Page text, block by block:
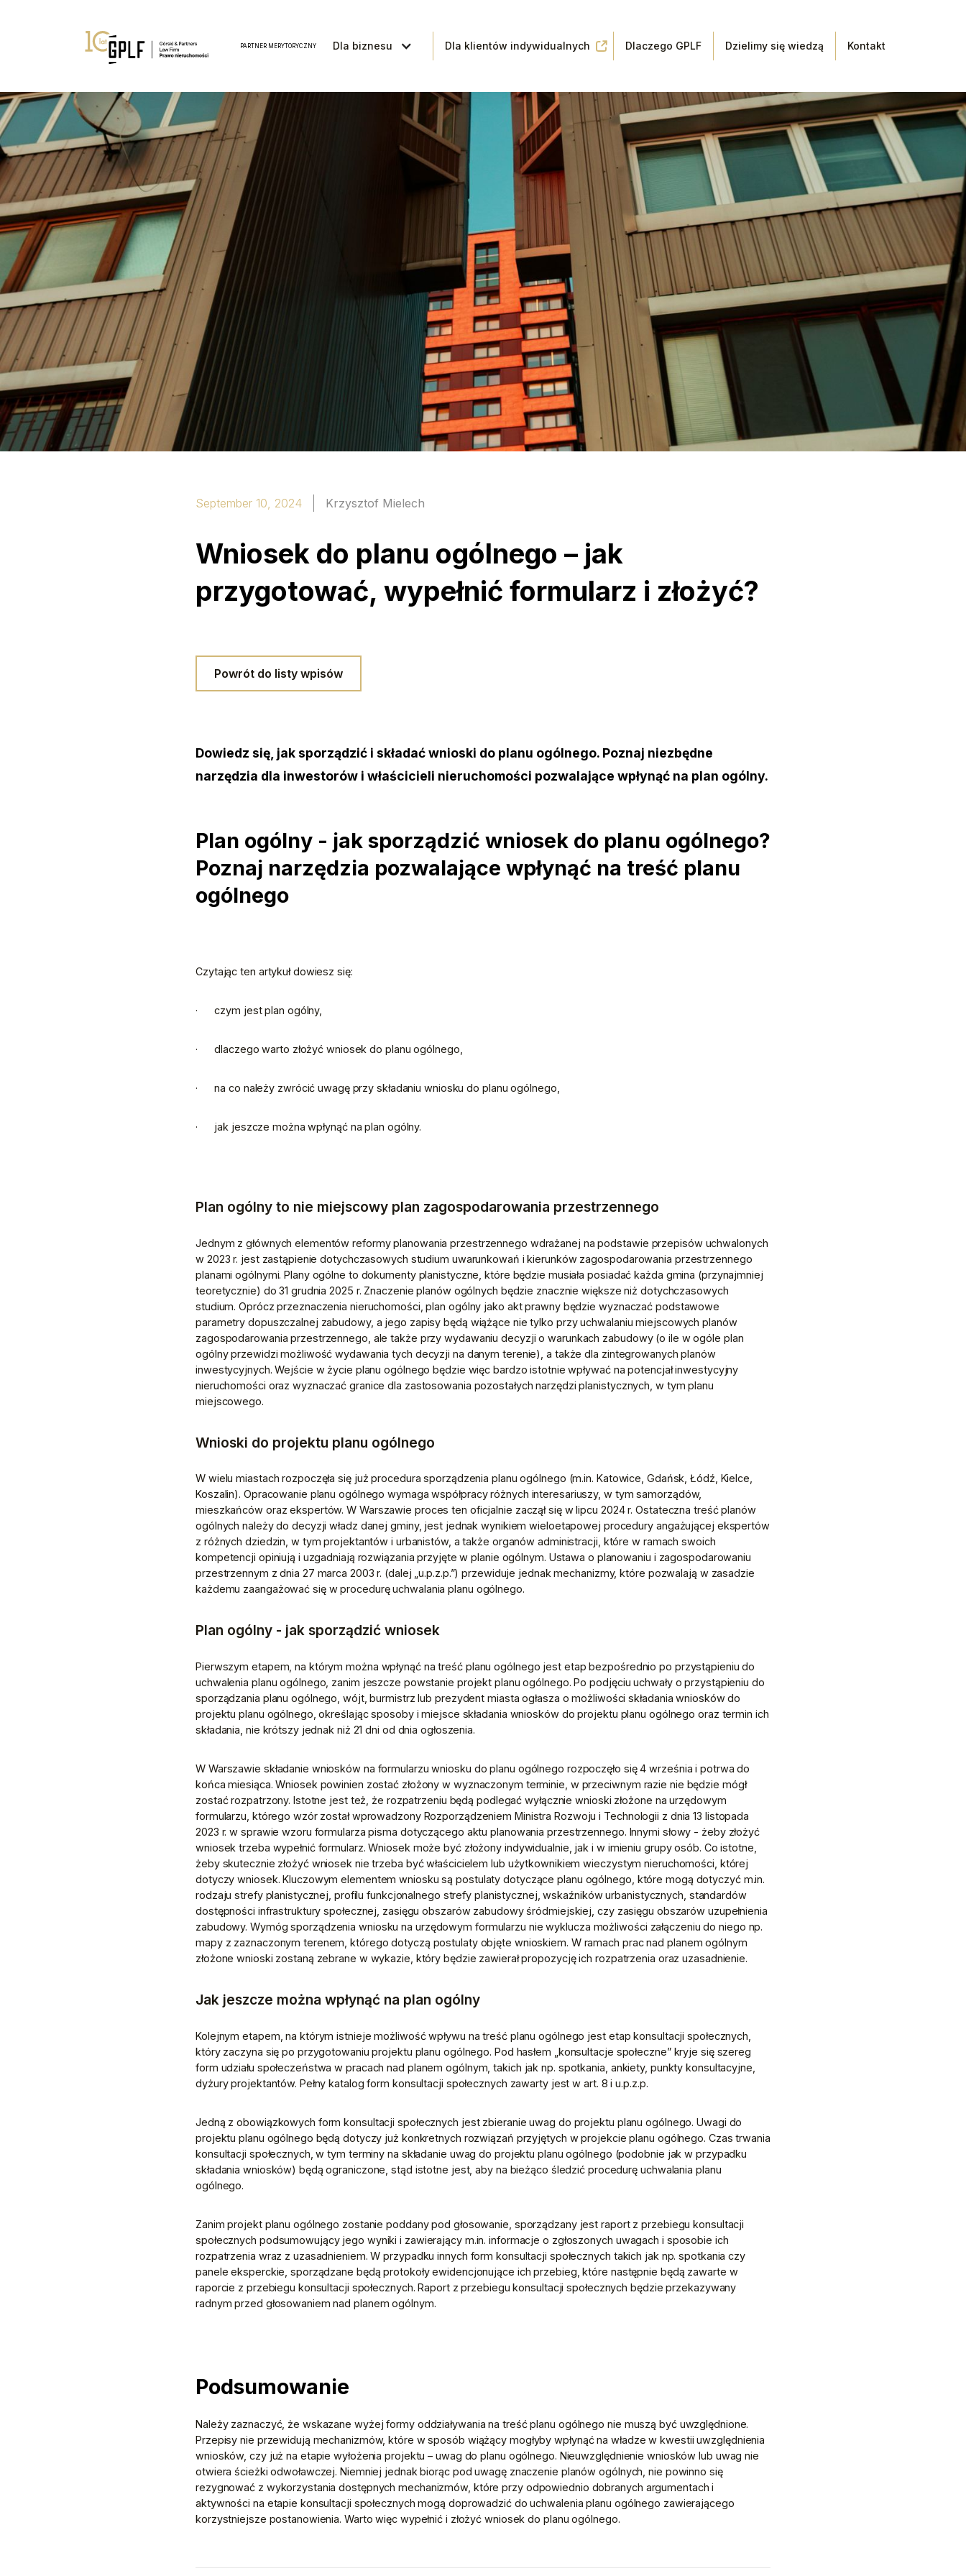
PARTNER MERYTORYCZNY Dla biznesu Dla klientów indywidualnych Dlaczego GPLF Dzielimy się wiedzą Kontakt
September 10, 2024 Krzysztof Mielech
Wniosek do planu ogólnego – jak
przygotować, wypełnić formularz i złożyć?
Powrót do listy wpisów
Dowiedz się, jak sporządzić i składać wnioski do planu ogólnego. Poznaj niezbędne
narzędzia dla inwestorów i właścicieli nieruchomości pozwalające wpłynąć na plan ogólny.
Plan ogólny - jak sporządzić wniosek do planu ogólnego?
Poznaj narzędzia pozwalające wpłynąć na treść planu
ogólnego
Czytając ten artykuł dowiesz się:
·      czym jest plan ogólny,
·      dlaczego warto złożyć wniosek do planu ogólnego,
·      na co należy zwrócić uwagę przy składaniu wniosku do planu ogólnego,
·      jak jeszcze można wpłynąć na plan ogólny.
Plan ogólny to nie miejscowy plan zagospodarowania przestrzennego
Jednym z głównych elementów reformy planowania przestrzennego wdrażanej na podstawie przepisów uchwalonych
w 2023 r. jest zastąpienie dotychczasowych studium uwarunkowań i kierunków zagospodarowania przestrzennego
planami ogólnymi. Plany ogólne to dokumenty planistyczne, które będzie musiała posiadać każda gmina (przynajmniej
teoretycznie) do 31 grudnia 2025 r. Znaczenie planów ogólnych będzie znacznie większe niż dotychczasowych
studium. Oprócz przeznaczenia nieruchomości, plan ogólny jako akt prawny będzie wyznaczać podstawowe
parametry dopuszczalnej zabudowy, a jego zapisy będą wiążące nie tylko przy uchwalaniu miejscowych planów
zagospodarowania przestrzennego, ale także przy wydawaniu decyzji o warunkach zabudowy (o ile w ogóle plan
ogólny przewidzi możliwość wydawania tych decyzji na danym terenie), a także dla zintegrowanych planów
inwestycyjnych. Wejście w życie planu ogólnego będzie więc bardzo istotnie wpływać na potencjał inwestycyjny
nieruchomości oraz wyznaczać granice dla zastosowania pozostałych narzędzi planistycznych, w tym planu
miejscowego.
Wnioski do projektu planu ogólnego
W wielu miastach rozpoczęła się już procedura sporządzenia planu ogólnego (m.in. Katowice, Gdańsk, Łódź, Kielce,
Koszalin). Opracowanie planu ogólnego wymaga współpracy różnych interesariuszy, w tym samorządów,
mieszkańców oraz ekspertów. W Warszawie proces ten oficjalnie zaczął się w lipcu 2024 r. Ostateczna treść planów
ogólnych należy do decyzji władz danej gminy, jest jednak wynikiem wieloetapowej procedury angażującej ekspertów
z różnych dziedzin, w tym projektantów i urbanistów, a także organów administracji, które w ramach swoich
kompetencji opiniują i uzgadniają rozwiązania przyjęte w planie ogólnym. Ustawa o planowaniu i zagospodarowaniu
przestrzennym z dnia 27 marca 2003 r. (dalej „u.p.z.p.”) przewiduje jednak mechanizmy, które pozwalają w zasadzie
każdemu zaangażować się w procedurę uchwalania planu ogólnego.
Plan ogólny - jak sporządzić wniosek
Pierwszym etapem, na którym można wpłynąć na treść planu ogólnego jest etap bezpośrednio po przystąpieniu do
uchwalenia planu ogólnego, zanim jeszcze powstanie projekt planu ogólnego. Po podjęciu uchwały o przystąpieniu do
sporządzania planu ogólnego, wójt, burmistrz lub prezydent miasta ogłasza o możliwości składania wniosków do
projektu planu ogólnego, określając sposoby i miejsce składania wniosków do projektu planu ogólnego oraz termin ich
składania, nie krótszy jednak niż 21 dni od dnia ogłoszenia.
W Warszawie składanie wniosków na formularzu wniosku do planu ogólnego rozpoczęło się 4 września i potrwa do
końca miesiąca. Wniosek powinien zostać złożony w wyznaczonym terminie, w przeciwnym razie nie będzie mógł
zostać rozpatrzony. Istotne jest też, że rozpatrzeniu będą podlegać wyłącznie wnioski złożone na urzędowym
formularzu, którego wzór został wprowadzony Rozporządzeniem Ministra Rozwoju i Technologii z dnia 13 listopada
2023 r. w sprawie wzoru formularza pisma dotyczącego aktu planowania przestrzennego. Innymi słowy - żeby złożyć
wniosek trzeba wypełnić formularz. Wniosek może być złożony indywidualnie, jak i w imieniu grupy osób. Co istotne,
żeby skutecznie złożyć wniosek nie trzeba być właścicielem lub użytkownikiem wieczystym nieruchomości, której
dotyczy wniosek. Kluczowym elementem wniosku są postulaty dotyczące planu ogólnego, które mogą dotyczyć m.in.
rodzaju strefy planistycznej, profilu funkcjonalnego strefy planistycznej, wskaźników urbanistycznych, standardów
dostępności infrastruktury społecznej, zasięgu obszarów zabudowy śródmiejskiej, czy zasięgu obszarów uzupełnienia
zabudowy. Wymóg sporządzenia wniosku na urzędowym formularzu nie wyklucza możliwości załączeniu do niego np.
mapy z zaznaczonym terenem, którego dotyczą postulaty objęte wnioskiem. W ramach prac nad planem ogólnym
złożone wnioski zostaną zebrane w wykazie, który będzie zawierał propozycję ich rozpatrzenia oraz uzasadnienie.
Jak jeszcze można wpłynąć na plan ogólny
Kolejnym etapem, na którym istnieje możliwość wpływu na treść planu ogólnego jest etap konsultacji społecznych,
który zaczyna się po przygotowaniu projektu planu ogólnego. Pod hasłem „konsultacje społeczne” kryje się szereg
form udziału społeczeństwa w pracach nad planem ogólnym, takich jak np. spotkania, ankiety, punkty konsultacyjne,
dyżury projektantów. Pełny katalog form konsultacji społecznych zawarty jest w art. 8 i u.p.z.p.
Jedną z obowiązkowych form konsultacji społecznych jest zbieranie uwag do projektu planu ogólnego. Uwagi do
projektu planu ogólnego będą dotyczy już konkretnych rozwiązań przyjętych w projekcie planu ogólnego. Czas trwania
konsultacji społecznych, w tym terminy na składanie uwag do projektu planu ogólnego (podobnie jak w przypadku
składania wniosków) będą ograniczone, stąd istotne jest, aby na bieżąco śledzić procedurę uchwalania planu
ogólnego.
Zanim projekt planu ogólnego zostanie poddany pod głosowanie, sporządzany jest raport z przebiegu konsultacji
społecznych podsumowujący jego wyniki i zawierający m.in. informacje o zgłoszonych uwagach i sposobie ich
rozpatrzenia wraz z uzasadnieniem. W przypadku innych form konsultacji społecznych takich jak np. spotkania czy
panele eksperckie, sporządzane będą protokoły ewidencjonujące ich przebieg, które następnie będą zawarte w
raporcie z przebiegu konsultacji społecznych. Raport z przebiegu konsultacji społecznych będzie przekazywany
radnym przed głosowaniem nad planem ogólnym.
Podsumowanie
Należy zaznaczyć, że wskazane wyżej formy oddziaływania na treść planu ogólnego nie muszą być uwzględnione.
Przepisy nie przewidują mechanizmów, które w sposób wiążący mogłyby wpłynąć na władze w kwestii uwzględnienia
wniosków, czy już na etapie wyłożenia projektu – uwag do planu ogólnego. Nieuwzględnienie wniosków lub uwag nie
otwiera ścieżki odwoławczej. Niemniej jednak biorąc pod uwagę znaczenie planów ogólnych, nie powinno się
rezygnować z wykorzystania dostępnych mechanizmów, które przy odpowiednio dobranych argumentach i
aktywności na etapie konsultacji społecznych mogą doprowadzić do uchwalenia planu ogólnego zawierającego
korzystniejsze postanowienia. Warto więc wypełnić i złożyć wniosek do planu ogólnego.